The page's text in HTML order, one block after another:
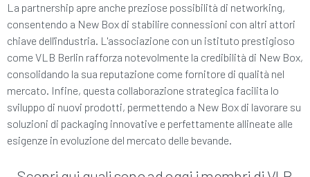
La partnership apre anche preziose possibilità di networking,
consentendo a New Box di stabilire connessioni con altri attori
chiave dell'industria. L'associazione con un istituto prestigioso
come VLB Berlin rafforza notevolmente la credibilità di New Box,
consolidando la sua reputazione come fornitore di qualità nel
mercato. Infine, questa collaborazione strategica facilita lo
sviluppo di nuovi prodotti, permettendo a New Box di lavorare su
soluzioni di packaging innovative e perfettamente allineate alle
esigenze in evoluzione del mercato delle bevande.